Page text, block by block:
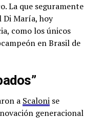
La que seguramente
Di María, hoy
como los únicos
en Brasil de
a Scalonise
generacional